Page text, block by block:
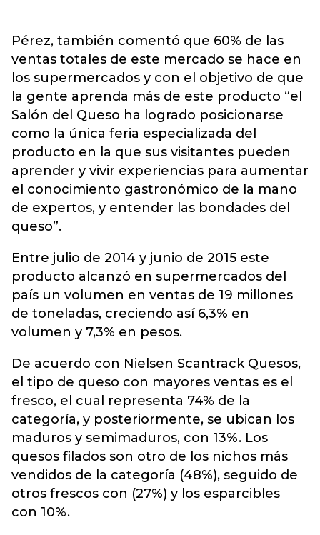
Pérez, también comentó que 60% de las
ventas totales de este mercado se hace en
los supermercados y con el objetivo de que
la gente aprenda más de este producto “el
Salón del Queso ha logrado posicionarse
como la única feria especializada del
producto en la que sus visitantes pueden
aprender y vivir experiencias para aumentar
el conocimiento gastronómico de la mano
de expertos, y entender las bondades del
queso”.
Entre julio de 2014 y junio de 2015 este
producto alcanzó en supermercados del
país un volumen en ventas de 19 millones
de toneladas, creciendo así 6,3% en
volumen y 7,3% en pesos.
De acuerdo con Nielsen Scantrack Quesos,
el tipo de queso con mayores ventas es el
fresco, el cual representa 74% de la
categoría, y posteriormente, se ubican los
maduros y semimaduros, con 13%. Los
quesos filados son otro de los nichos más
vendidos de la categoría (48%), seguido de
otros frescos con (27%) y los esparcibles
con 10%.